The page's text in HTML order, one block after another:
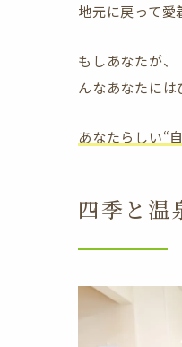
地元に戻って愛
もしあなたが
んなあなたには
あなたらしい“
四季と温